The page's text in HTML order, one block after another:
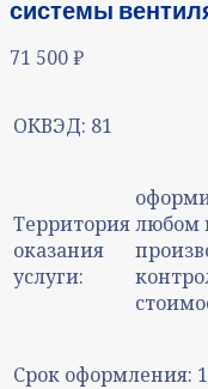
системы
71 500₽
ОКВЭД: 81
Территория
оказания
услуги:
любом
Срок оформления: